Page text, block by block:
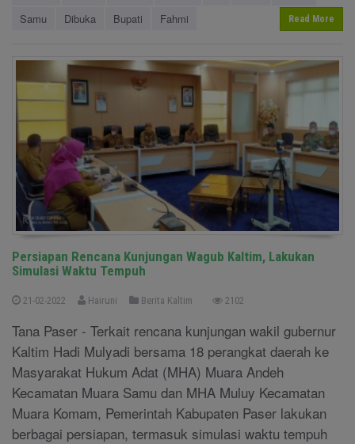
Samu
Dibuka Bupati Fahmi Read More
Persiapan Rencana Kunjungan Wagub Kaltim, Lakukan
Simulasi Waktu Tempuh
21-02-2022 Hairuni Berita Kaltim 2102
Tana Paser - Terkait rencana kunjungan wakil gubernur
Kaltim Hadi Mulyadi bersama 18 perangkat daerah ke
Masyarakat Hukum Adat (MHA) Muara Andeh
Kecamatan Muara Samu dan MHA Muluy Kecamatan
Muara Komam, Pemerintah Kabupaten Paser lakukan
berbagai persiapan, termasuk simulasi waktu tempuh